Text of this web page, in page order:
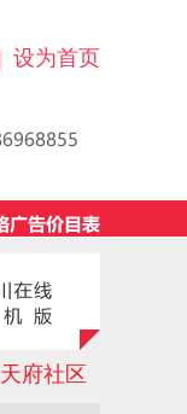
设为首页
天府社区